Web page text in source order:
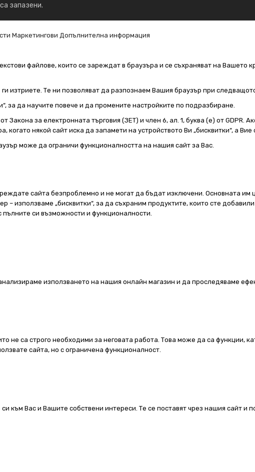
запазени.
Маркетингови Допълнителна информация
файлове, които се зареждат в браузъра и се съхраняват на Вашето
изтриете. Те ни позволяват да разпознаем Вашия браузър при
за да научите повече и да промените настройките по подразбиране.
Закона за електронната търговия (ЗЕТ) и член 6, ал. 1, буква (е) от GDPR.
някой сайт иска да запамети на устройството Ви „бисквитки“, а
може да ограничи функционалността на нашия сайт за Вас.
сайта безпроблемно и не могат да бъдат изключени. Основната им
използваме „бисквитки“, за да съхраним продуктите, които сте
пълните си възможности и функционалности.
използването на нашия онлайн магазин и да проследяваме
не са строго необходими за неговата работа. Това може да са функции,
сайта, но с ограничена функционалност.
към Вас и Вашите собствени интереси. Те се поставят чрез нашия сайт